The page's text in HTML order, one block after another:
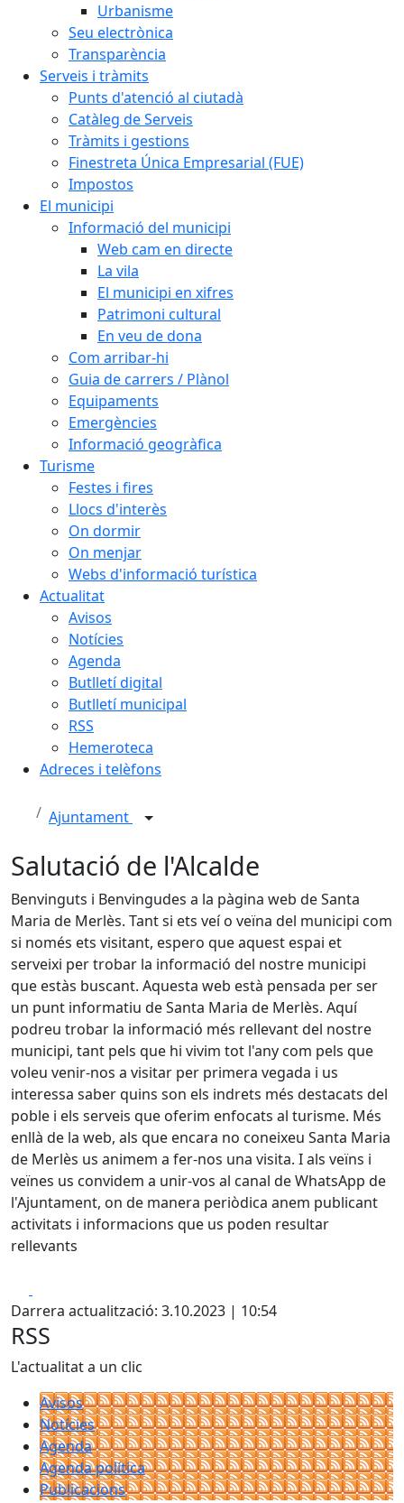
Urbanisme
Seu electrònica
Transparència
Serveis i tràmits
Punts d'atenció al ciutadà
Catàleg de Serveis
Tràmits i gestions
Finestreta Única Empresarial (FUE)
Impostos
El municipi
Informació del municipi
Web cam en directe
La vila
El municipi en xifres
Patrimoni cultural
En veu de dona
Com arribar-hi
Guia de carrers / Plànol
Equipaments
Emergències
Informació geogràfica
Turisme
Festes i fires
Llocs d'interès
On dormir
On menjar
Webs d'informació turística
Actualitat
Avisos
Notícies
Agenda
Butlletí digital
Butlletí municipal
RSS
Hemeroteca
Adreces i telèfons
Ajuntament
Salutació de l'Alcalde
Benvinguts i Benvingudes a la pàgina web de Santa
Maria de Merlès. Tant si ets veí o veïna del municipi com
si només ets visitant, espero que aquest espai et
serveixi per trobar la informació del nostre municipi
que estàs buscant. Aquesta web està pensada per ser
un punt informatiu de Santa Maria de Merlès. Aquí
podreu trobar la informació més rellevant del nostre
municipi, tant pels que hi vivim tot l'any com pels que
voleu venir-nos a visitar per primera vegada i us
interessa saber quins son els indrets més destacats del
poble i els serveis que oferim enfocats al turisme. Més
enllà de la web, als que encara no coneixeu Santa Maria
de Merlès us animem a fer-nos una visita. I als veïns i
veïnes us convidem a unir-vos al canal de WhatsApp de
l'Ajuntament, on de manera periòdica anem publicant
activitats i informacions que us poden resultar
rellevants
Darrera actualització: 3.10.2023 | 10:54
RSS
L'actualitat a un clic
Avisos
Notícies
Agenda
Agenda política
Publicacions